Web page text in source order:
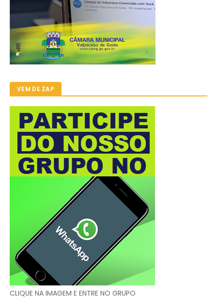
VEM DE ZAP
CLIQUE NA IMAGEM E ENTRE NO GRUPO